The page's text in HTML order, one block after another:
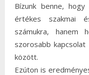
Bízunk benne,
értékes szakmai
számukra, hanem
szorosabb
között.
Ezúton is